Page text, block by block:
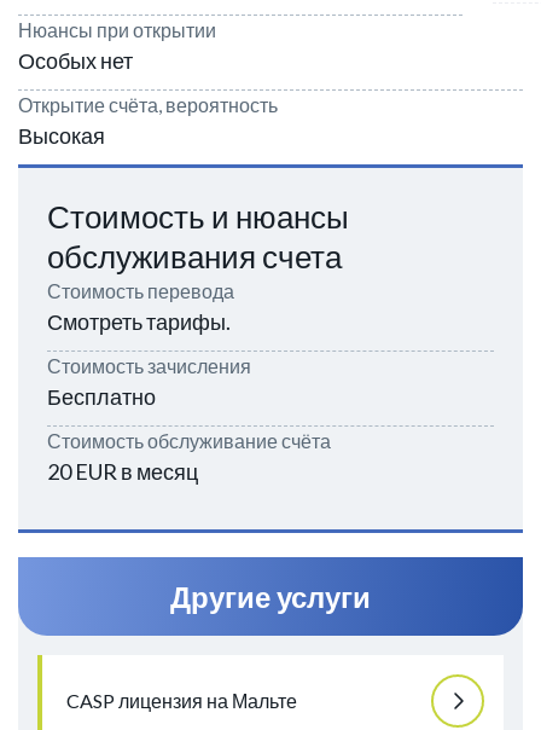
Нюансы при открытии
Особых нет
Открытие счёта, вероятность
Высокая
Стоимость и нюансы
обслуживания счета
Стоимость перевода
Смотреть тарифы.
Стоимость зачисления
Бесплатно
Стоимость обслуживание счёта
20 EUR в месяц
Другие услуги
CASP лицензия на Мальте